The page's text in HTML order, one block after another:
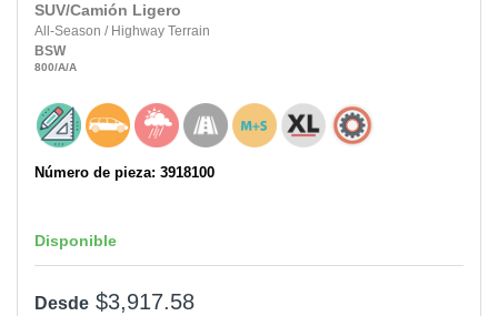
SUV/Camión Ligero
All-Season / Highway Terrain
BSW
800/A/A
Número de pieza: 3918100
Disponible
Desde $3,917.58